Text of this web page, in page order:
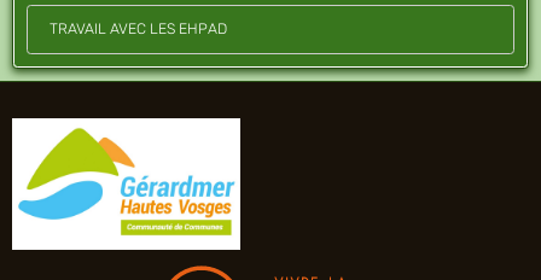
TRAVAIL AVEC LES EHPAD